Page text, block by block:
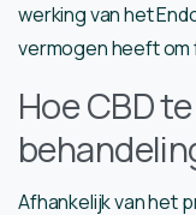
werking van het
vermogen heeft
Hoe CBD
Afhankelijk van het